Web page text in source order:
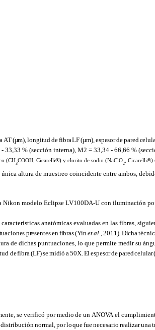
AT(µm), longitud defibraLF(µm), espesordepared
33,33 % (sección interna), M2 = 33,34 - 66,66 %
(CH
3
COOH, Cicarelli®) y clorito de sodio (NaClO
2
, Cicarelli®)
altura de muestreo coincidente entre ambos,
Nikon modelo Eclipse LV100DA-U con iluminación
anatómicas evaluadas en las fibras,
presentesenfibras(Yinetal.,2011). Dicha
de dichas puntuaciones, lo que permite medir su
defibra(LF)semidió a50X.Elespesordeparedcelular
se verificó por medio de un ANOVAel
distribuciónnormal,porloquefuenecesario realizaruna